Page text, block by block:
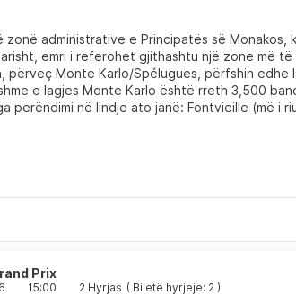
administrative e Principatës së
emri i referohet gjithashtu një zone më
përveç Monte Karlo/Spélugues, përfshin edhe
e lagjes Monte Karlo është rreth 3,500
perëndimi në lindje ato janë: Fontvieille (më i
Prix
15:00 2 Hyrjas ( Biletë hyrjeje: 2 )